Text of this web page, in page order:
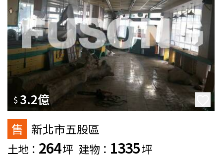
$ 3.2億
售 新北市五股區
土地： 264坪 建物： 1335坪